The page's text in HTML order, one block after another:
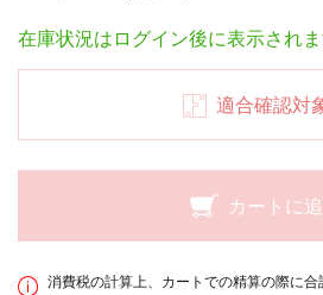
在庫状況はログイン後に表示され
適合確認対
カートに
消費税の計算上、カートでの精算の際に合